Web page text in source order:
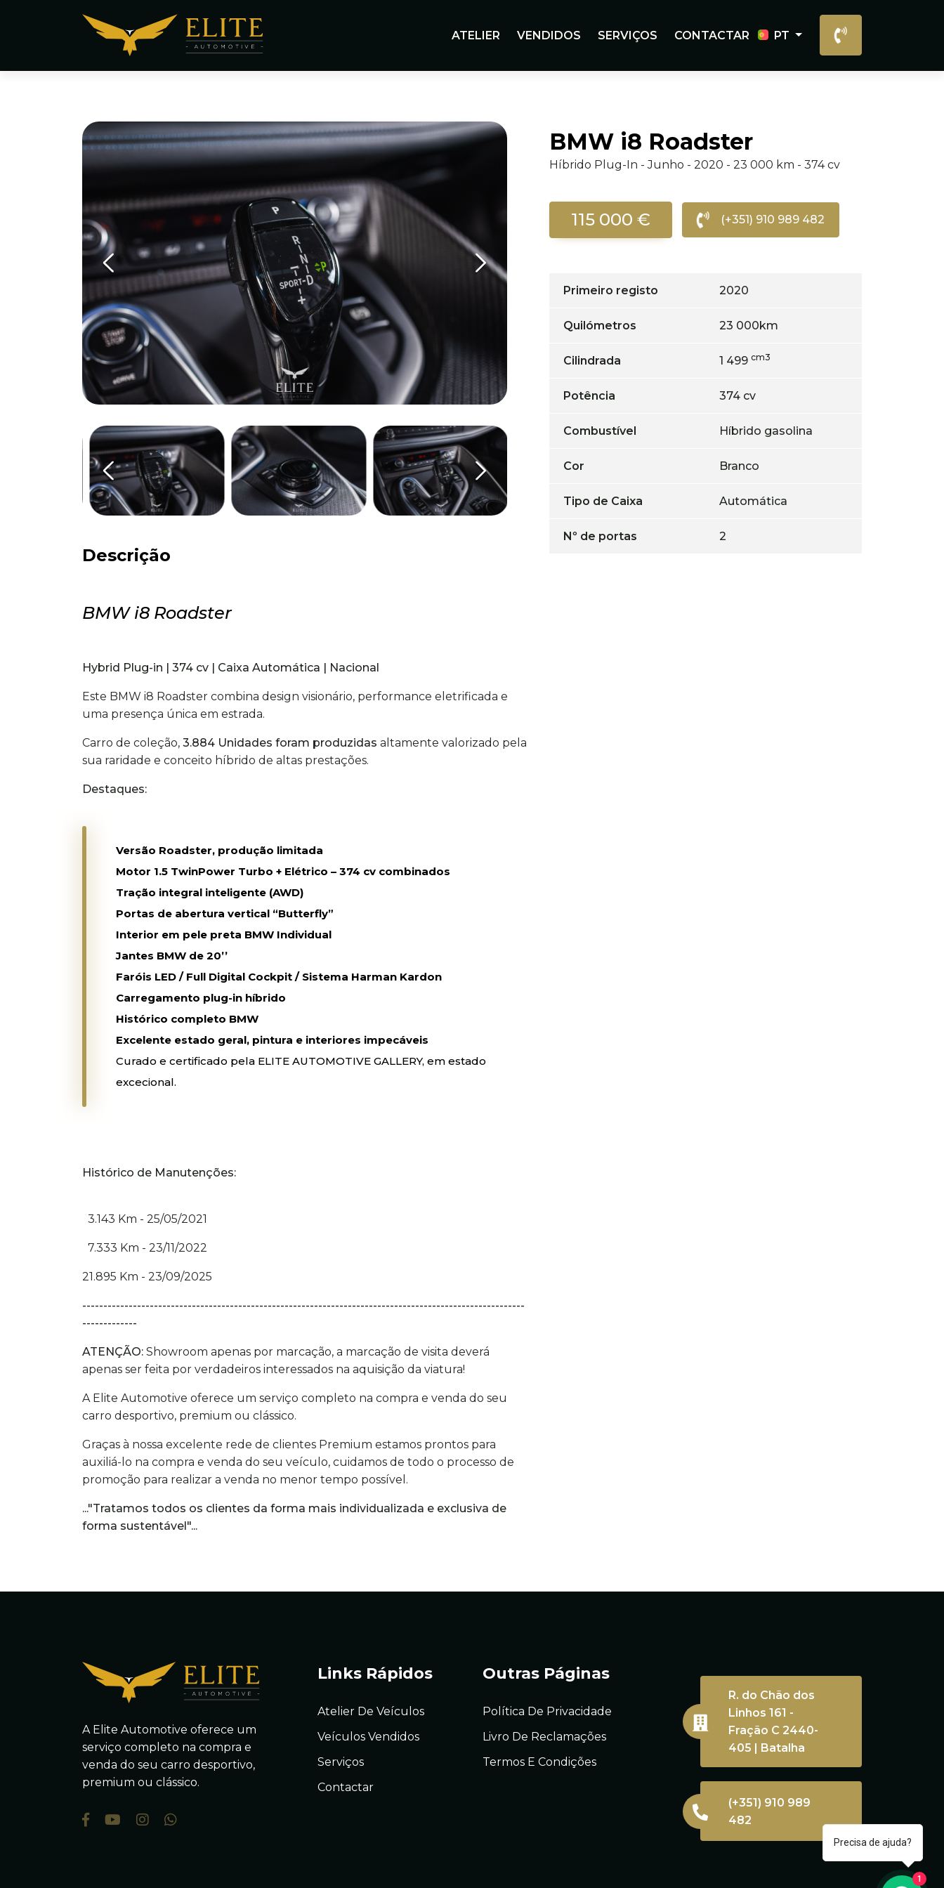
ATELIER VENDIDOS SERVIÇOS CONTACTAR PT
Descrição
BMW i8 Roadster
Hybrid Plug-in | 374 cv | Caixa Automática | Nacional
Este BMW i8 Roadster combina design visionário, performance eletrificada e
uma presença única em estrada.
Carro de coleção, 3.884 Unidades foram produzidas altamente valorizado pela
sua raridade e conceito híbrido de altas prestações.
Destaques:
Versão Roadster, produção limitada
Motor 1.5 TwinPower Turbo + Elétrico – 374 cv combinados
Tração integral inteligente (AWD)
Portas de abertura vertical “Butterfly”
Interior em pele preta BMW Individual
Jantes BMW de 20’’
Faróis LED / Full Digital Cockpit / Sistema Harman Kardon
Carregamento plug-in híbrido
Histórico completo BMW
Excelente estado geral, pintura e interiores impecáveis
Curado e certificado pela ELITE AUTOMOTIVE GALLERY, em estado
excecional.
Histórico de Manutenções:
3.143 Km - 25/05/2021
7.333 Km - 23/11/2022
21.895 Km - 23/09/2025
---------------------------------------------------------------------------------------------------------
-------------
ATENÇÃO: Showroom apenas por marcação, a marcação de visita deverá
apenas ser feita por verdadeiros interessados na aquisição da viatura!
A Elite Automotive oferece um serviço completo na compra e venda do seu
carro desportivo, premium ou clássico.
Graças à nossa excelente rede de clientes Premium estamos prontos para
auxiliá-lo na compra e venda do seu veículo, cuidamos de todo o processo de
promoção para realizar a venda no menor tempo possível.
..."Tratamos todos os clientes da forma mais individualizada e exclusiva de
forma sustentável"...
BMW i8 Roadster
Híbrido Plug-In - Junho - 2020 - 23 000 km - 374 cv
115 000 € (+351) 910 989 482
Primeiro registo 2020
Quilómetros 23 000km
Cilindrada 1 499cm3
Potência 374 cv
Combustível Híbrido gasolina
Cor Branco
Tipo de Caixa Automática
Nº de portas 2
A Elite Automotive oferece um
serviço completo na compra e
venda do seu carro desportivo,
premium ou clássico.
Links Rápidos
Atelier De Veículos
Veículos Vendidos
Serviços
Contactar
Outras Páginas
Política De Privacidade
Livro De Reclamações
Termos E Condições
R. do Chão dos
Linhos 161 -
Fração C 2440-
405 | Batalha
(+351) 910 989
482
Precisa de ajuda?
1